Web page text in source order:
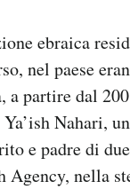
ebraica
nel paese
a partire dal
Nahari,
e padre di
nella